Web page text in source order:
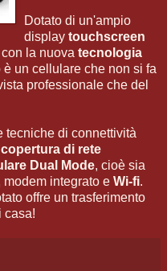
Dotato di un'ampio
display touchscreen
la nuova tecnologia
è un cellulare che non si fa
professionale che del
tecniche di connettività
copertura di rete
Dual Mode, cioè sia
modem integrato e Wi-fi.
offre un trasferimento
casa!